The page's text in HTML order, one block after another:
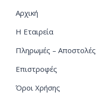
Αρχική
Η Εταιρεία
Πληρωμές – Αποστολές
Επιστροφές
Όροι Χρήσης